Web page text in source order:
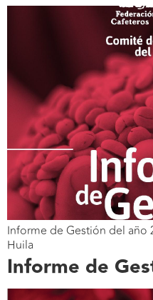
Informe de Gestión del año
Huila
Informe de